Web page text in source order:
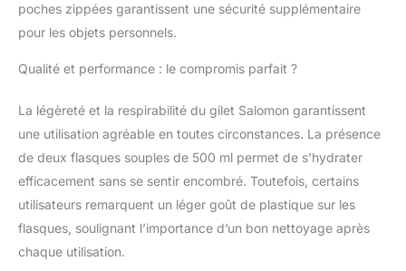
poches zippées garantissent une sécurité supplémentaire
pour les objets personnels.
Qualité et performance : le compromis parfait ?
La légèreté et la respirabilité du gilet Salomon garantissent
une utilisation agréable en toutes circonstances. La présence
de deux flasques souples de 500 ml permet de s’hydrater
efficacement sans se sentir encombré. Toutefois, certains
utilisateurs remarquent un léger goût de plastique sur les
flasques, soulignant l’importance d’un bon nettoyage après
chaque utilisation.